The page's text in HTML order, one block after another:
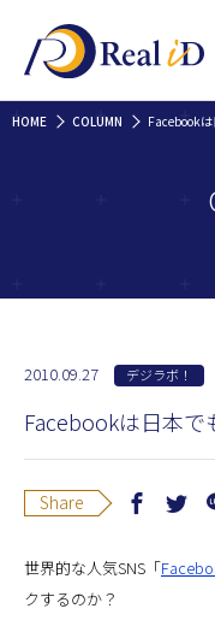
HOME COLUMN
2010.09.27 デジラボ！
Facebookは日本で
Share
世界的な人気SNS「
クするのか？